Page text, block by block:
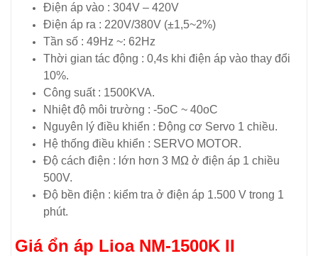
Điện áp vào : 304V – 420V
Điện áp ra : 220V/380V (±1,5~2%)
Tần số : 49Hz ~: 62Hz
Thời gian tác động : 0,4s khi điện áp vào thay đổi
10%.
Công suất : 1500KVA.
Nhiệt độ môi trường : -5oC ~ 40oC
Nguyên lý điều khiển : Động cơ Servo 1 chiều.
Hệ thống điều khiển : SERVO MOTOR.
Độ cách điện : lớn hơn 3 MΩ ở điện áp 1 chiều
500V.
Độ bền điện : kiểm tra ở điện áp 1.500 V trong 1
phút.
Giá ổn áp Lioa NM-1500K II